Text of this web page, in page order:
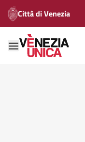
Città di Venezia